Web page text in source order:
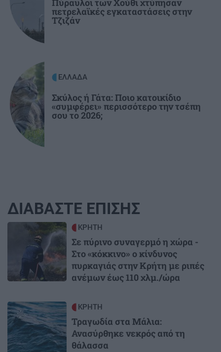
Ποιες περιοχές θα μείνουν χωρίς νερό
Πύραυλοι των Χούθι χτύπησαν
πετρελαϊκές εγκαταστάσεις στην
Τζιζάν
ΕΛΛΑΔΑ
Σκύλος ή Γάτα: Ποιο κατοικίδιο
«συμφέρει» περισσότερο την τσέπη
σου το 2026;
ΔΙΑΒΑΣΤΕ ΕΠΙΣΗΣ
ΚΡΗΤΗ
Σε πύρινο συναγερμό η χώρα -
Στο «κόκκινο» ο κίνδυνος
πυρκαγιάς στην Κρήτη με ριπές
ανέμων έως 110 χλμ./ώρα
Image ΚΡΗΤΗ
Τραγωδία στα Μάλια:
Ανασύρθηκε νεκρός από τη
θάλασσα